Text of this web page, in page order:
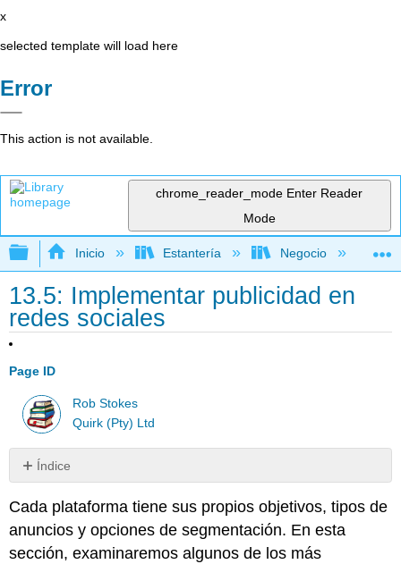
x
selected template will load here
Error
This action is not available.
chrome_reader_mode Enter Reader
Mode
Expandir/contraer jerarquía global
Inicio Estantería Negocio
13.5: Implementar publicidad en
redes sociales
Page ID
Rob Stokes
Quirk (Pty) Ltd
Índice
Objetivos
Tipos
de
Cada plataforma tiene sus propios objetivos, tipos de
anuncios y opciones de segmentación. En esta
sección, examinaremos algunos de los más